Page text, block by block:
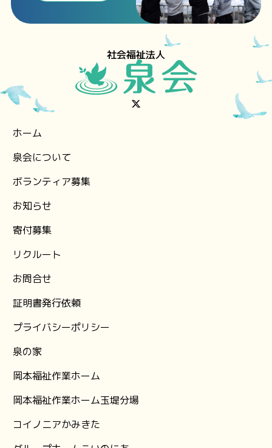
社会福祉法人
ホーム
泉会について
ボランティア募集
お知らせ
⁨寄付募集
リクルート
お問合せ
証明書発行依頼
プライバシーポリシー
泉の家
岡本福祉作業ホーム
岡本福祉作業ホーム玉堤分場
コイノニアかみきた